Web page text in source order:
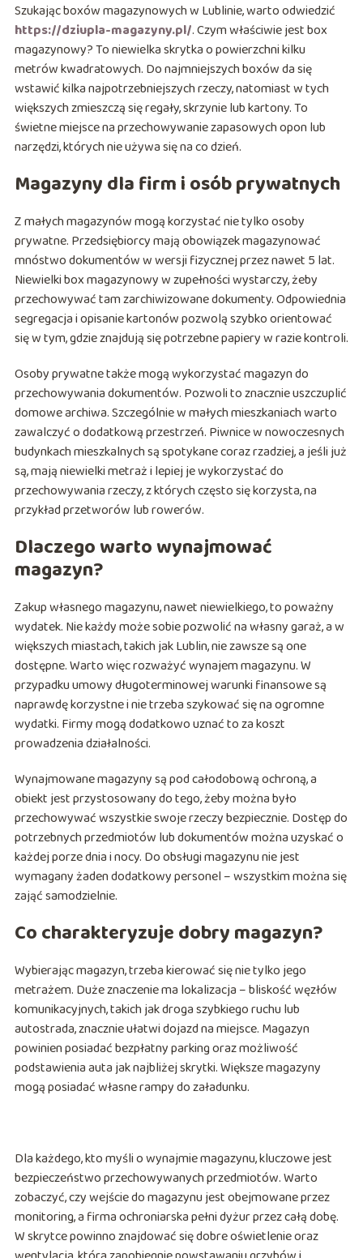
Szukając boxów magazynowych w Lublinie, warto odwiedzić
https://dziupla-magazyny.pl/. Czym właściwie jest box
magazynowy? To niewielka skrytka o powierzchni kilku
metrów kwadratowych. Do najmniejszych boxów da się
wstawić kilka najpotrzebniejszych rzeczy, natomiast w tych
większych zmieszczą się regały, skrzynie lub kartony. To
świetne miejsce na przechowywanie zapasowych opon lub
narzędzi, których nie używa się na co dzień.
Magazyny dla firm i osób prywatnych
Z małych magazynów mogą korzystać nie tylko osoby
prywatne. Przedsiębiorcy mają obowiązek magazynować
mnóstwo dokumentów w wersji fizycznej przez nawet 5 lat.
Niewielki box magazynowy w zupełności wystarczy, żeby
przechowywać tam zarchiwizowane dokumenty. Odpowiednia
segregacja i opisanie kartonów pozwolą szybko orientować
się w tym, gdzie znajdują się potrzebne papiery w razie kontroli.
Osoby prywatne także mogą wykorzystać magazyn do
przechowywania dokumentów. Pozwoli to znacznie uszczuplić
domowe archiwa. Szczególnie w małych mieszkaniach warto
zawalczyć o dodatkową przestrzeń. Piwnice w nowoczesnych
budynkach mieszkalnych są spotykane coraz rzadziej, a jeśli już
są, mają niewielki metraż i lepiej je wykorzystać do
przechowywania rzeczy, z których często się korzysta, na
przykład przetworów lub rowerów.
Dlaczego warto wynajmować
magazyn?
Zakup własnego magazynu, nawet niewielkiego, to poważny
wydatek. Nie każdy może sobie pozwolić na własny garaż, a w
większych miastach, takich jak Lublin, nie zawsze są one
dostępne. Warto więc rozważyć wynajem magazynu. W
przypadku umowy długoterminowej warunki finansowe są
naprawdę korzystne i nie trzeba szykować się na ogromne
wydatki. Firmy mogą dodatkowo uznać to za koszt
prowadzenia działalności.
Wynajmowane magazyny są pod całodobową ochroną, a
obiekt jest przystosowany do tego, żeby można było
przechowywać wszystkie swoje rzeczy bezpiecznie. Dostęp do
potrzebnych przedmiotów lub dokumentów można uzyskać o
każdej porze dnia i nocy. Do obsługi magazynu nie jest
wymagany żaden dodatkowy personel – wszystkim można się
zająć samodzielnie.
Co charakteryzuje dobry magazyn?
Wybierając magazyn, trzeba kierować się nie tylko jego
metrażem. Duże znaczenie ma lokalizacja – bliskość węzłów
komunikacyjnych, takich jak droga szybkiego ruchu lub
autostrada, znacznie ułatwi dojazd na miejsce. Magazyn
powinien posiadać bezpłatny parking oraz możliwość
podstawienia auta jak najbliżej skrytki. Większe magazyny
mogą posiadać własne rampy do załadunku.
Dla każdego, kto myśli o wynajmie magazynu, kluczowe jest
bezpieczeństwo przechowywanych przedmiotów. Warto
zobaczyć, czy wejście do magazynu jest obejmowane przez
monitoring, a firma ochroniarska pełni dyżur przez całą dobę.
W skrytce powinno znajdować się dobre oświetlenie oraz